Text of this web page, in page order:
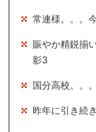
常連様。。。
賑やか精鋭揃
影3
国分高校。。
昨年に引き続